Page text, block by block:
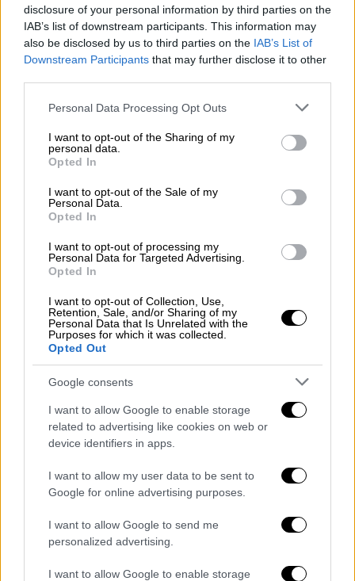
disclosure of your personal information by third parties on the
IAB’s list of downstream participants. This information may
also be disclosed by us to third parties on the IAB’s List of
Downstream Participants that may further disclose it to other
Please note that this website/app uses one or more Google
not limited to your visit or usage behaviour. You may click to
grant or deny consent to Google and its third-party tags to
use your data for below specified purposes in below Google
consent section.
Personal Data Processing Opt Outs
I want to opt-out of the Sharing of my
personal data.
Opted In
I want to opt-out of the Sale of my
Personal Data.
Opted In
I want to opt-out of processing my
Personal Data for Targeted Advertising.
Opted In
I want to opt-out of Collection, Use,
Retention, Sale, and/or Sharing of my
Personal Data that Is Unrelated with the
Purposes for which it was collected.
Opted Out
Google consents
I want to allow Google to enable storage
related to advertising like cookies on web or
device identifiers in apps.
I want to allow my user data to be sent to
Google for online advertising purposes.
I want to allow Google to send me
personalized advertising.
I want to allow Google to enable storage
ΔΙΑΒΑΣΤΕ ΕΠΙΣΗΣ
Ελλάδα|19.02.2026 22:18
Κλήρωση Τζόκερ: Αυτοί είναι οι
αριθμοί που κερδίζουν 1,8 εκατ. ευρώ
Ελλάδα|22.02.2026 22:10
τυχεροί αριθμοί που κερδίζουν 2,1
εκατ. ευρώ
Οι κληρώσεις του Τζόκερ
πραγματοποιούνταικάθε Τρίτη, Πέμπτη και
Κυριακήστις 22:00.